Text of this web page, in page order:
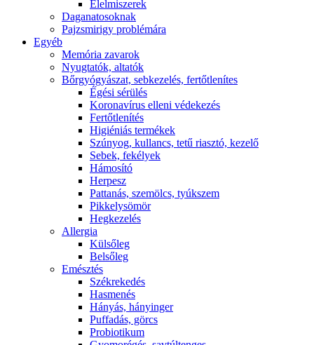
É́lelmiszerek
Daganatosoknak
Pajzsmirigy problémára
Egyéb
Memória zavarok
Nyugtatók, altatók
Bőrgyógyászat, sebkezelés, fertőtlenítes
É́gési sérülés
Koronavírus elleni védekezés
Fertőtlenítés
Higiéniás termékek
Szúnyog, kullancs, tetű riasztó, kezelő
Sebek, fekélyek
Hámosító
Herpesz
Pattanás, szemölcs, tyúkszem
Pikkelysömör
Hegkezelés
Allergia
Külsőleg
Belsőleg
Emésztés
Székrekedés
Hasmenés
Hányás, hányinger
Puffadás, görcs
Probiotikum